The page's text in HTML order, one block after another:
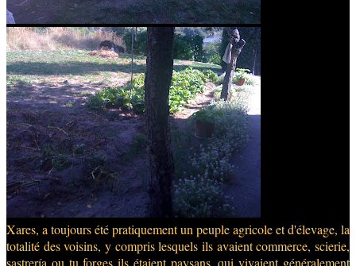
Xares, a toujours été pratiquement un peuple agricole et d'élevage, la
totalité des voisins, y compris lesquels ils avaient commerce, scierie,
sastrería ou tu forges ils étaient paysans, qui vivaient généralement